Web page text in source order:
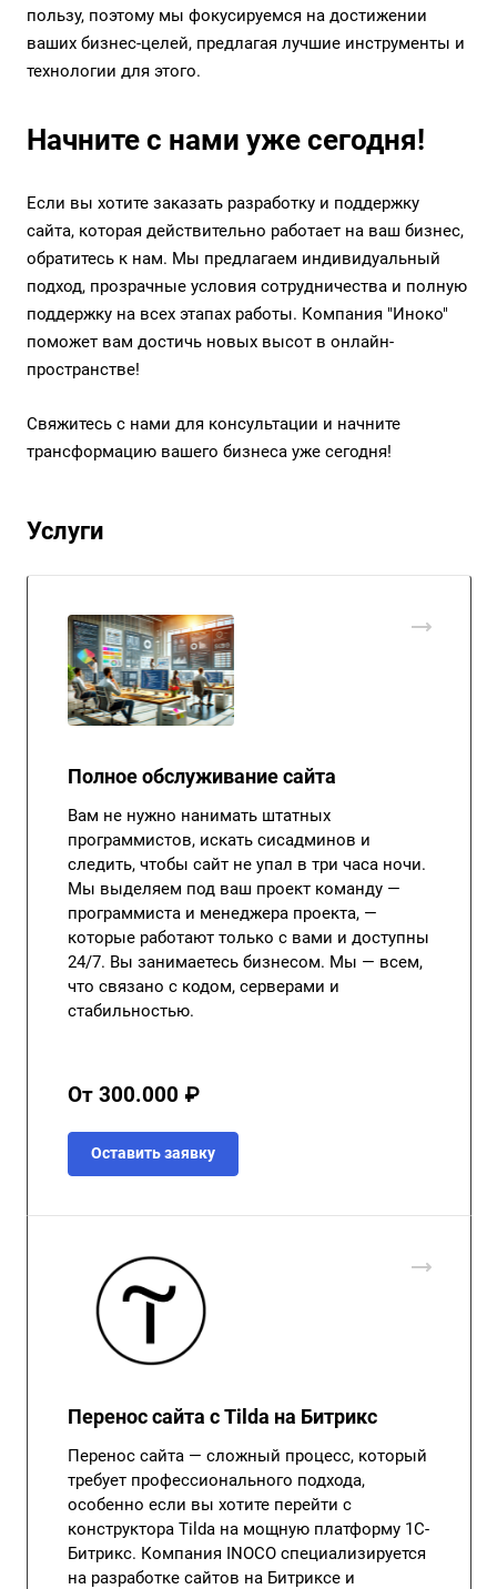
пользу, поэтому мы фокусируемся на достижении
ваших бизнес-целей, предлагая лучшие инструменты и
технологии для этого.
Начните с нами уже сегодня!
Если вы хотите заказать разработку и поддержку
сайта, которая действительно работает на ваш бизнес,
обратитесь к нам. Мы предлагаем индивидуальный
подход, прозрачные условия сотрудничества и полную
поддержку на всех этапах работы. Компания "Иноко"
поможет вам достичь новых высот в онлайн-
пространстве!
Свяжитесь с нами для консультации и начните
трансформацию вашего бизнеса уже сегодня!
Услуги
Полное обслуживание сайта
Вам не нужно нанимать штатных
программистов, искать сисадминов и
следить, чтобы сайт не упал в три часа ночи.
Мы выделяем под ваш проект команду —
программиста и менеджера проекта, —
которые работают только с вами и доступны
24/7. Вы занимаетесь бизнесом. Мы — всем,
что связано с кодом, серверами и
стабильностью.
От 300.000 ₽
Оставить заявку
Перенос сайта с Tilda на Битрикс
Перенос сайта — сложный процесс, который
требует профессионального подхода,
особенно если вы хотите перейти с
конструктора Tilda на мощную платформу 1С-
Битрикс. Компания INOCO специализируется
на разработке сайтов на Битриксе и